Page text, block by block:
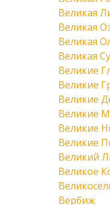
Великая
Великая
Великая
Великая
Великие
Великие
Великие
Великие
Великие
Великие
Великий
Великое
Вербиж